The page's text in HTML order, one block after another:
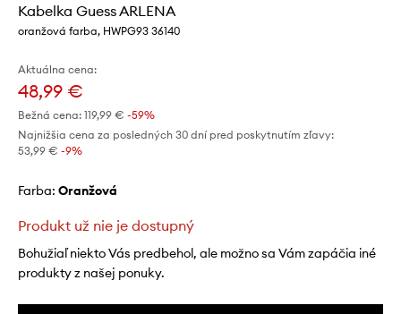
Kabelka Guess ARLENA
oranžová farba, HWPG93 36140
Aktuálna cena:
48,99 €
Bežná cena: 119,99 € -59%
Najnižšia cena za posledných 30 dní pred poskytnutím zľavy:
53,99 € -9%
Farba: oranžová
Produkt už nie je dostupný
Bohužiaľ niekto Vás predbehol, ale možno sa Vám zapáčia iné
produkty z našej ponuky.